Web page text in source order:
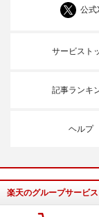
公式
サービスト
記事ランキ
ヘルプ
楽天のグループサービス